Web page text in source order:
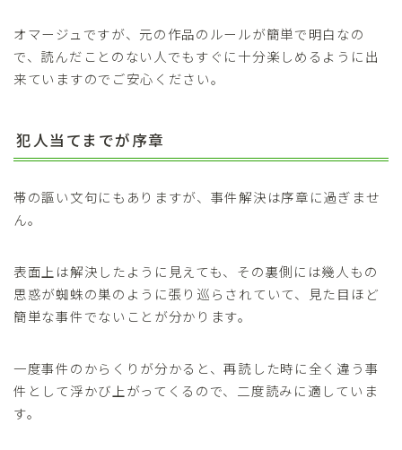
オマージュですが、元の作品のルールが簡単で明白なの
で、読んだことのない人でもすぐに十分楽しめるように出
来ていますのでご安心ください。
犯人当てまでが序章
帯の謳い文句にもありますが、事件解決は序章に過ぎませ
ん。
表面上は解決したように見えても、その裏側には幾人もの
思惑が蜘蛛の巣のように張り巡らされていて、見た目ほど
簡単な事件でないことが分かります。
一度事件のからくりが分かると、再読した時に全く違う事
件として浮かび上がってくるので、二度読みに適していま
す。